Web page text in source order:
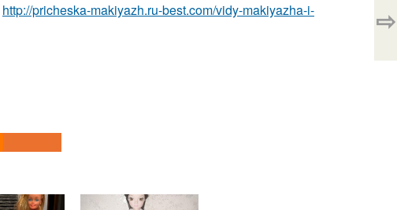
http://pricheska-makiyazh.ru-best.com/vidy-makiyazha-i-
⇨